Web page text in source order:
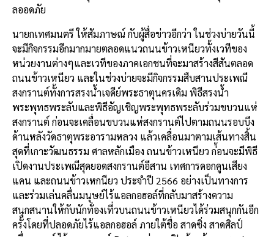
ลออดภัย
นายกเทศมนตรีให้สัมภาษณ์ กับผู้สื่อข่าวอีกว่า ในช่วงบ่ายวันนี้
จะมีกิจกรรมอีกมากมายตลอดแนวถนนข้าวเหนียวทั้งเวทีของ
หน่วยงานต่างๆและเวทีของภาคเอกชนที่จะมาสร้างสีสันตลอด
ถนนข้าวเหนียว และในช่วงบ่ายจะมีกิจกรรมสืบสานประเพณี
สงกรานต์ทั้งการสรงน้ำเจดีย์พระธาตุนครเดิม พิธีสรงน้ำ
พระพุทธพระลับและพิธีอัญเชิญพระพุทธพระลับร่วมขบวนแห่
สงกรานต์ ก่อนจะเคลื่อนขบวนแห่สงกรานต์ไปตามถนนรอบบึง
ด้านหลังวัดธาตุพระอารามหลวง แล้วเคลื่อนมาตามเส้นทางสิ้น
สุดที่เกาะวัฒนธรรม ศาลหลักเมือง ถนนข้าวเหนียว ก่้อนจะมีพิธี
เปิดงานประเพณีสุดยอดสงกรานต์อีสาน เทศการดอกคูนเสียง
แคน และถนนข้าวเหกนียว ประจำปี 2566 อย่างเป็นทางการ
และร่วมเล่นคลื่นมนุษย์ไร้แอลกอฮอล์ที่กลับมาสร้างความ
สนุกสนานให้กับนักทั่องเที่วบนถนนข้าวเหนียวได้ร่วมสนุกกันอีก
ครั้งโดยที่ปลอดภัยไร้แอลกอฮอล์ ภายใต้ชื่อ สาดซิ่ง สาดศิลป์